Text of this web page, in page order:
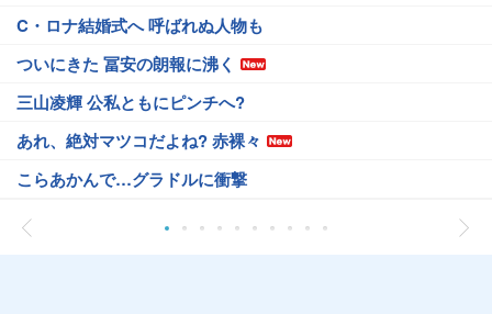
C・ロナ結婚式へ 呼ばれぬ人物も
ついにきた 冨安の朗報に沸く
三山凌輝 公私ともにピンチへ?
あれ、絶対マツコだよね? 赤裸々
こらあかんで…グラドルに衝撃